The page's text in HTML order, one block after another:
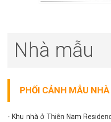
Nhà mẫu
PHỐI CẢNH MẪU NHÀ
- Khu nhà ở Thiên Nam